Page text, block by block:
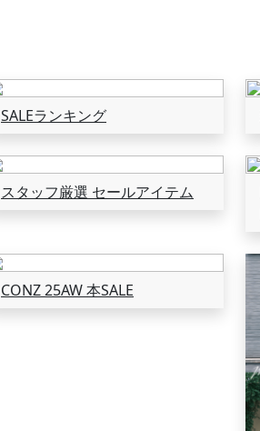
SALEランキング
スタッフ厳選 セールアイテム
CONZ 25AW 本SALE